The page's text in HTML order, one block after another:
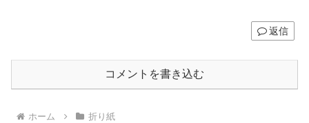
返信
コメントを書き込む
ホーム 折り紙